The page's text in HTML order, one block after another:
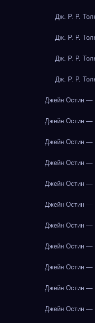
Дж. Р. Р.
Дж. Р. Р.
Дж. Р. Р.
Дж. Р. Р.
Джейн Остин —
Джейн Остин —
Джейн Остин —
Джейн Остин —
Джейн Остин —
Джейн Остин —
Джейн Остин —
Джейн Остин —
Джейн Остин —
Джейн Остин —
Джейн Остин —